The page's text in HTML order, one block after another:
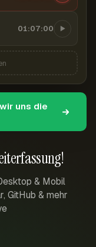
& Mobil
GitHub & mehr
01:07:00
uns die